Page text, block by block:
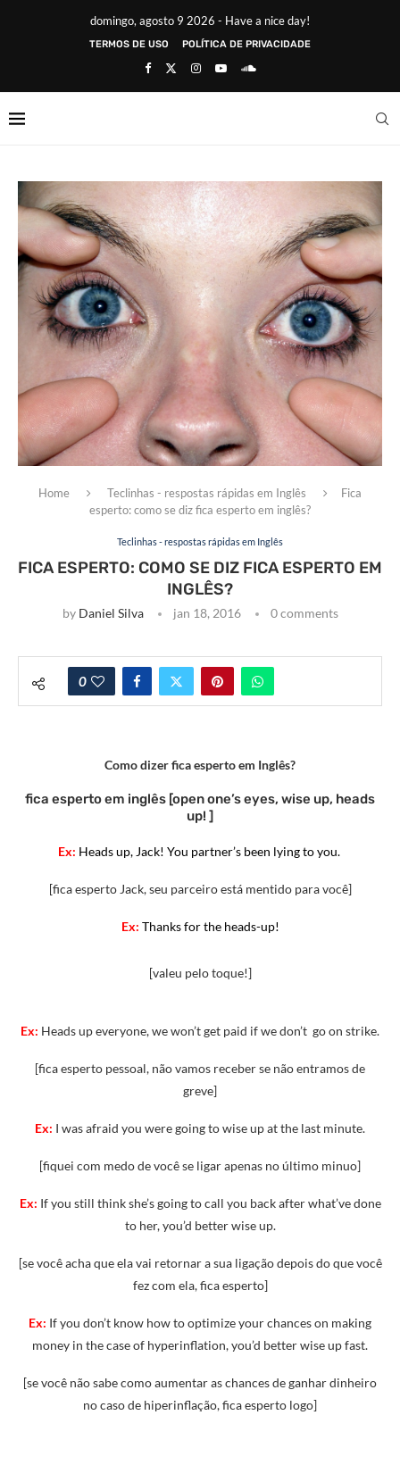
domingo, agosto 9 2026 - Have a nice day!
TERMOS DE USO POLÍTICA DE PRIVACIDADE
Home Teclinhas - respostas rápidas em Inglês
Fica
esperto: como se diz fica esperto em inglês?
Teclinhas - respostas rápidas em Inglês
FICA ESPERTO: COMO SE DIZ FICA ESPERTO EM
INGLÊS?
by Daniel Silva jan 18, 2016 0 comments
0
Como dizer fica esperto em Inglês?
fica esperto em inglês [open one’s eyes, wise up, heads
up! ]
Ex: Heads up, Jack! You partner’s been lying to you.
[fica esperto Jack, seu parceiro está mentido para você]
Ex: Thanks for the heads-up!
[valeu pelo toque!]
Ex: Heads up everyone, we won’t get paid if we don’t go on strike.
[fica esperto pessoal, não vamos receber se não entramos de
greve]
Ex: I was afraid you were going to wise up at the last minute.
[fiquei com medo de você se ligar apenas no último minuo]
Ex: If you still think she’s going to call you back after what’ve done
to her, you’d better wise up.
[se você acha que ela vai retornar a sua ligação depois do que você
fez com ela, fica esperto]
Ex: If you don’t know how to optimize your chances on making
money in the case of hyperinflation, you’d better wise up fast.
[se você não sabe como aumentar as chances de ganhar dinheiro
no caso de hiperinflação, fica esperto logo]